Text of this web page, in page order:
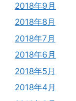
2018年9月
2018年8月
2018年7月
2018年6月
2018年5月
2018年4月